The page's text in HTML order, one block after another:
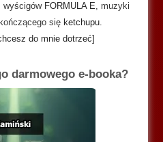
wyścigów FORMULA E, muzyki
się ketchupu.
do mnie dotrzeć]
darmowego e-booka?